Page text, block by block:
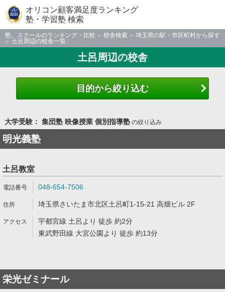
オリコン顧客満足度ランキング
塾・学習塾 検索
塾、スクールのランキング・比較 校舎検索
埼玉県の駅・市区町村から探す
土呂周辺の校舎一覧
土呂周辺の校舎
目的から絞り込む
大学受験： 集団塾 映像授業 個別指導塾の絞り込み
明光義塾
土呂教室
048-654-7506
埼玉県さいたま市北区土呂町1-15-21 高畑ビル 2F
宇都宮線 土呂より 徒歩 約2分
東武野田線 大宮公園より 徒歩 約13分
栄光ゼミナール